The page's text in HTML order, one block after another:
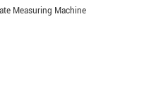
Measuring Machine